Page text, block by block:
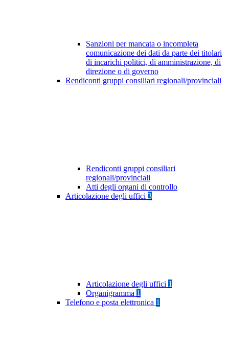
Sanzioni per mancata o incompleta
comunicazione dei dati da parte dei titolari
di incarichi politici, di amministrazione, di
direzione o di governo
Rendiconti gruppi consiliari regionali/provinciali
Rendiconti gruppi consiliari
regionali/provinciali
Atti degli organi di controllo
Articolazione degli uffici 3
Articolazione degli uffici 1
Organigramma 1
Telefono e posta elettronica 1